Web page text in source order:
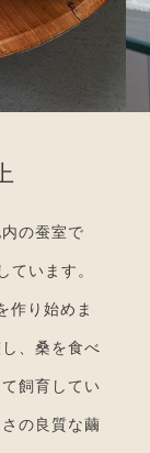
の蚕室で
ています。
作り始めま
、桑を食べ
飼育してい
の良質な繭